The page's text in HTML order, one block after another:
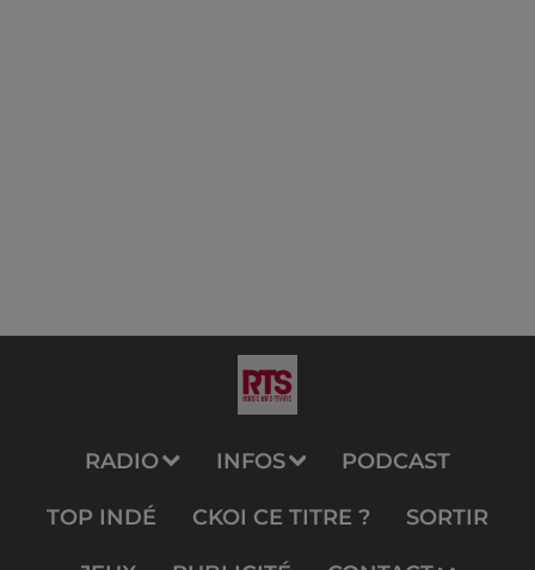
RADIO INFOS PODCAST
TOP INDÉ CKOI CE TITRE ? SORTIR